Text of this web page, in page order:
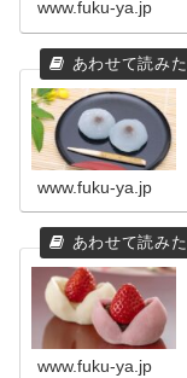
www.fuku-ya.jp
www.fuku-ya.jp
www.fuku-ya.jp